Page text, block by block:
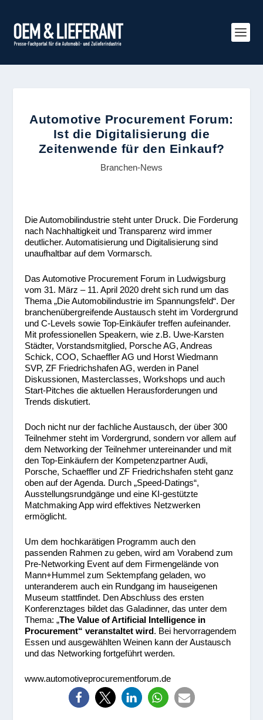
Automotive Procurement Forum:
Ist die Digitalisierung die
Zeitenwende für den Einkauf?
Branchen-News
Die Automobilindustrie steht unter Druck. Die Forderung
nach Nachhaltigkeit und Transparenz wird immer
deutlicher. Automatisierung und Digitalisierung sind
unaufhaltbar auf dem Vormarsch.
Das Automotive Procurement Forum in Ludwigsburg
vom 31. März – 11. April 2020 dreht sich rund um das
Thema „Die Automobilindustrie im Spannungsfeld“. Der
branchenübergreifende Austausch steht im Vordergrund
und C-Levels sowie Top-Einkäufer treffen aufeinander.
Mit professionellen Speakern, wie z.B. Uwe-Karsten
Städter, Vorstandsmitglied, Porsche AG, Andreas
Schick, COO, Schaeffler AG und Horst Wiedmann
SVP, ZF Friedrichshafen AG, werden in Panel
Diskussionen, Masterclasses, Workshops und auch
Start-Pitches die aktuellen Herausforderungen und
Trends diskutiert.
Doch nicht nur der fachliche Austausch, der über 300
Teilnehmer steht im Vordergrund, sondern vor allem auf
dem Networking der Teilnehmer untereinander und mit
den Top-Einkäufern der Kompetenzpartner Audi,
Porsche, Schaeffler und ZF Friedrichshafen steht ganz
oben auf der Agenda. Durch „Speed-Datings“,
Ausstellungsrundgänge und eine KI-gestützte
Matchmaking App wird effektives Netzwerken
ermöglicht.
Um dem hochkarätigen Programm auch den
passenden Rahmen zu geben, wird am Vorabend zum
Pre-Networking Event auf dem Firmengelände von
Mann+Hummel zum Sektempfang geladen, wo
unteranderem auch ein Rundgang im hauseigenen
Museum stattfindet. Den Abschluss des ersten
Konferenztages bildet das Galadinner, das unter dem
Thema: „The Value of Artificial Intelligence in
Procurement“ veranstaltet wird. Bei hervorragendem
Essen und ausgewählten Weinen kann der Austausch
und das Networking fortgeführt werden.
www.automotiveprocurementforum.de